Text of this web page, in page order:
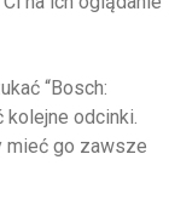
“Bosch:
odcinki.
mieć go zawsze